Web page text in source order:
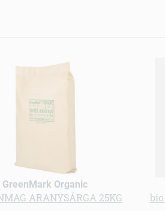
GreenMark Organic
ARANYSÁRGA 25KG